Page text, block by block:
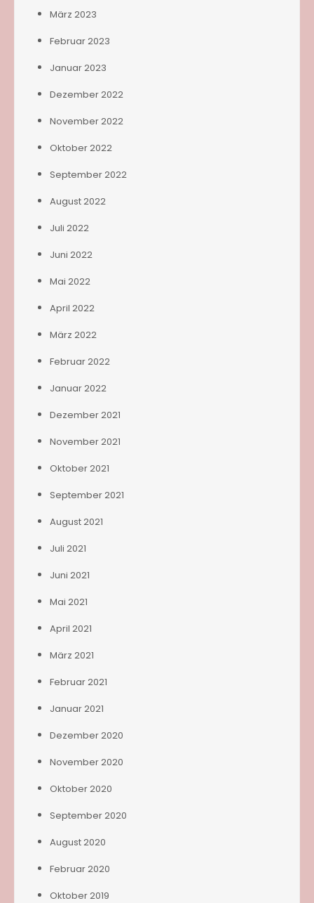
März 2023
Februar 2023
Januar 2023
Dezember 2022
November 2022
Oktober 2022
September 2022
August 2022
Juli 2022
Juni 2022
Mai 2022
April 2022
März 2022
Februar 2022
Januar 2022
Dezember 2021
November 2021
Oktober 2021
September 2021
August 2021
Juli 2021
Juni 2021
Mai 2021
April 2021
März 2021
Februar 2021
Januar 2021
Dezember 2020
November 2020
Oktober 2020
September 2020
August 2020
Februar 2020
Oktober 2019